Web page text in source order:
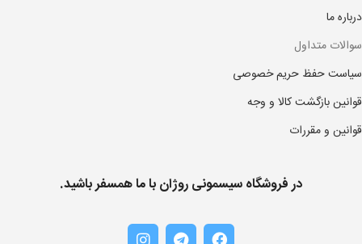
درباره ما
سوالات متداول
سیاست حفظ حریم خصوصی
قوانین بازگشت کالا و وجه
قوانین و مقررات
در فروشگاه سیسمونی روژان با ما همسفر باشید.